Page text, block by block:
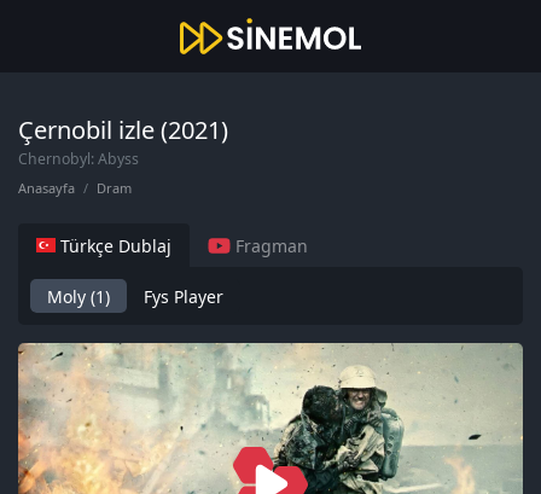
Çernobil izle (2021)
Chernobyl: Abyss
Anasayfa Dram
Türkçe Dublaj Fragman
Moly (1) Fys Player